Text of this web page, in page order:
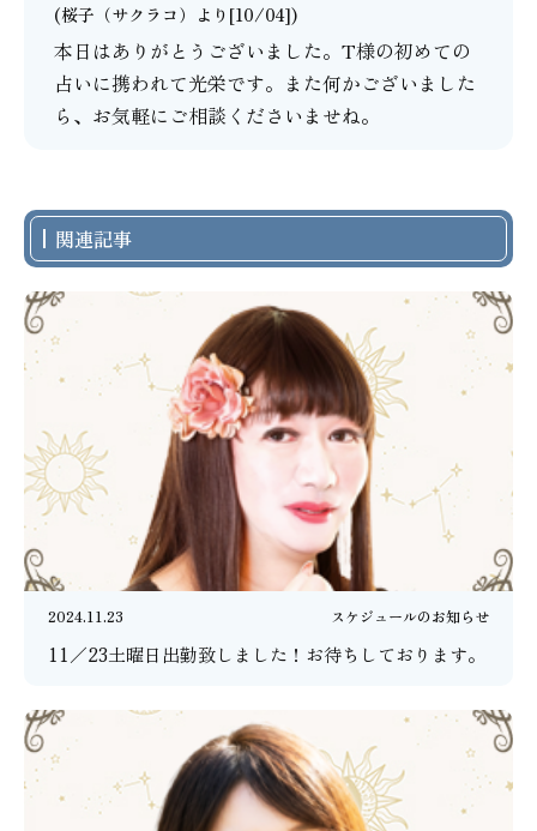
(桜子（サクラコ） より[10/04])
本日はありがとうございました。T様の初めての
占いに携われて光栄です。また何かございました
ら、お気軽にご相談くださいませね。
関連記事
2024.11.23 スケジュールのお知らせ
11／23土曜日出勤致しました！お待ちしております。